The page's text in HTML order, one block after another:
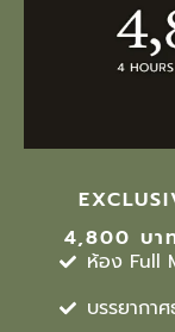
4,800 บา
ห้อง Full
บรรยากา